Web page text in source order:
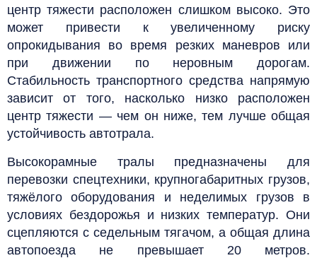
центр тяжести расположен слишком высоко. Это
может привести к увеличенному риску
опрокидывания во время резких маневров или
при движении по неровным дорогам.
Стабильность транспортного средства напрямую
зависит от того, насколько низко расположен
центр тяжести — чем он ниже, тем лучше общая
устойчивость автотрала.
Высокорамные тралы предназначены для
перевозки спецтехники, крупногабаритных грузов,
тяжёлого оборудования и неделимых грузов в
условиях бездорожья и низких температур. Они
сцепляются с седельным тягачом, а общая длина
автопоезда не превышает 20 метров.